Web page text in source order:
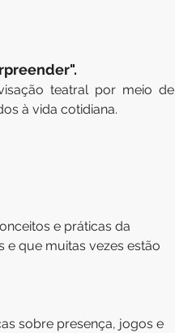
teatral por meio de
à vida cotidiana.
e práticas da
e que muitas vezes estão
sobre presença, jogos e